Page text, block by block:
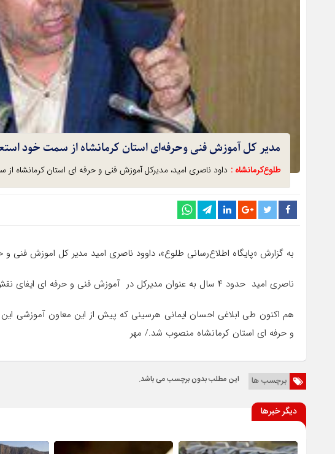
مدیر کل آموزش فنی وحرفه‌ای استان کرمانشاه از سمت خود
طلوع‌‌کرمانشاه : داود ناصری امید، مدیرکل آموزش فنی و حرفه ای استان کرمانشاه
به گزارش «پایگاه اطلاع‌رسانی طلوع»، داوود ناصری امید مدیر کل اموزش فنی
ناصری امید حدود ۴ سال به عنوان مدیرکل در آموزش فنی و حرفه ای ایفای نقش کرد و امروز رسما از این سمت کنار رفت.
هم اکنون طی ابلاغی احسان ایمانی هرسینی که پیش از این معاون آموزشی
و حرفه ای استان کرمانشاه منصوب شد./ مهر
برچسب ها این مطلب بدون برچسب می باشد.
دیگر خبرها